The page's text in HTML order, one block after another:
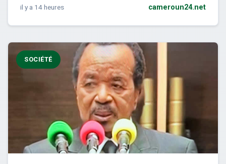
il y a 14 heures cameroun24.net
SOCIÉTÉ